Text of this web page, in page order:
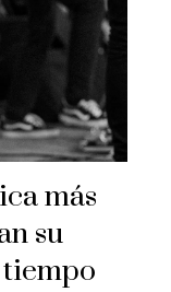
más
su